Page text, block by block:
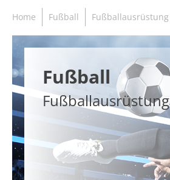
Home Fußball Fußballausrüstung
Fußball
Fußballausrüstung